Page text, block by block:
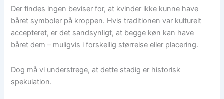
Der findes ingen beviser for, at kvinder ikke kunne have
båret symboler på kroppen. Hvis traditionen var kulturelt
accepteret, er det sandsynligt, at begge køn kan have
båret dem – muligvis i forskellig størrelse eller placering.
Dog må vi understrege, at dette stadig er historisk
spekulation.